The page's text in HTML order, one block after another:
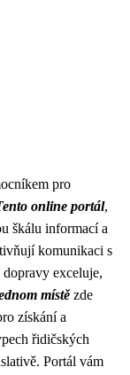
pro
online portál,
škálu informací a
komunikaci s
exceluje,
místězde
získání a
řidičských
Portál vám